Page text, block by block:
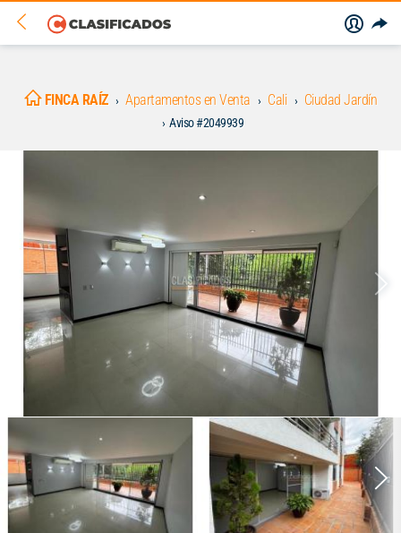
FINCA RAÍZ Apartamentos en Venta Cali Ciudad Jardín
Aviso #2049939